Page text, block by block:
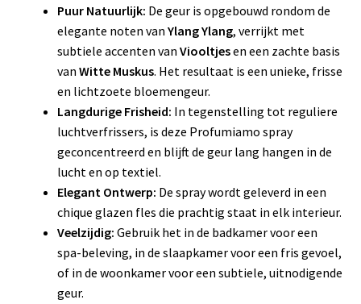
Puur Natuurlijk: De geur is opgebouwd rondom de
elegante noten van Ylang Ylang, verrijkt met
subtiele accenten van Viooltjesen een zachte basis
van Witte Muskus. Het resultaat is een unieke, frisse
en lichtzoete bloemengeur.
Langdurige Frisheid: In tegenstelling tot reguliere
luchtverfrissers, is deze Profumiamo spray
geconcentreerd en blijft de geur lang hangen in de
lucht en op textiel.
Elegant Ontwerp: De spray wordt geleverd in een
chique glazen fles die prachtig staat in elk interieur.
Veelzijdig: Gebruik het in de badkamer voor een
spa-beleving, in de slaapkamer voor een fris gevoel,
of in de woonkamer voor een subtiele, uitnodigende
geur.